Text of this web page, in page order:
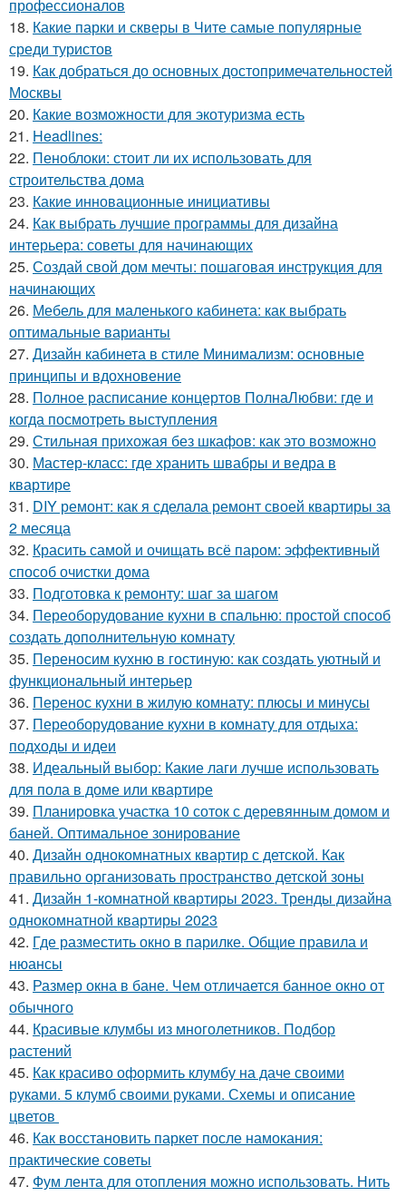
профессионалов
18. Какие парки и скверы в Чите самые популярные
среди туристов
19. Как добраться до основных достопримечательностей
Москвы
20. Какие возможности для экотуризма есть
21. Headlines:
22. Пеноблоки: стоит ли их использовать для
строительства дома
23. Какие инновационные инициативы
24. Как выбрать лучшие программы для дизайна
интерьера: советы для начинающих
25. Создай свой дом мечты: пошаговая инструкция для
начинающих
26. Мебель для маленького кабинета: как выбрать
оптимальные варианты
27. Дизайн кабинета в стиле Минимализм: основные
принципы и вдохновение
28. Полное расписание концертов ПолнаЛюбви: где и
когда посмотреть выступления
29. Стильная прихожая без шкафов: как это возможно
30. Мастер-класс: где хранить швабры и ведра в
квартире
31. DIY ремонт: как я сделала ремонт своей квартиры за
2 месяца
32. Красить самой и очищать всё паром: эффективный
способ очистки дома
33. Подготовка к ремонту: шаг за шагом
34. Переоборудование кухни в спальню: простой способ
создать дополнительную комнату
35. Переносим кухню в гостиную: как создать уютный и
функциональный интерьер
36. Перенос кухни в жилую комнату: плюсы и минусы
37. Переоборудование кухни в комнату для отдыха:
подходы и идеи
38. Идеальный выбор: Какие лаги лучше использовать
для пола в доме или квартире
39. Планировка участка 10 соток с деревянным домом и
баней. Оптимальное зонирование
40. Дизайн однокомнатных квартир с детской. Как
правильно организовать пространство детской зоны
41. Дизайн 1-комнатной квартиры 2023. Тренды дизайна
однокомнатной квартиры 2023
42. Где разместить окно в парилке. Общие правила и
нюансы
43. Размер окна в бане. Чем отличается банное окно от
обычного
44. Красивые клумбы из многолетников. Подбор
растений
45. Как красиво оформить клумбу на даче своими
руками. 5 клумб своими руками. Схемы и описание
цветов
46. Как восстановить паркет после намокания:
практические советы
47. Фум лента для отопления можно использовать. Нить